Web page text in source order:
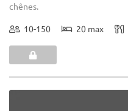
chênes.
10-150 20 max